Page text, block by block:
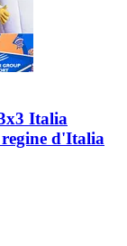
Italia
d'Italia